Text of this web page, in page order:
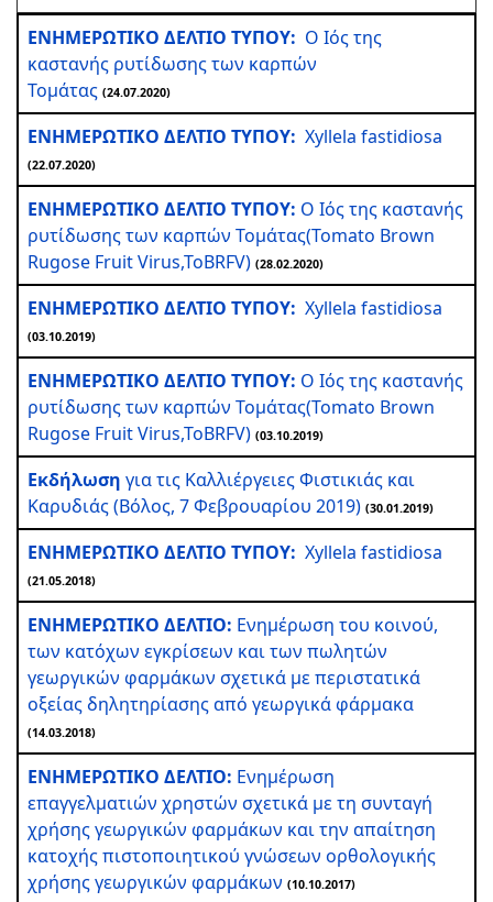
ΕΝΗΜΕΡΩΤΙΚΟ ΔΕΛΤΙΟ ΤΥΠΟΥ: Ο Ιός της
καστανής ρυτίδωσης των καρπών
Τομάτας (24.07.2020)
ΕΝΗΜΕΡΩΤΙΚΟ ΔΕΛΤΙΟ ΤΥΠΟΥ: Xyllela fastidiosa
(22.07.2020)
ΕΝΗΜΕΡΩΤΙΚΟ ΔΕΛΤΙΟ ΤΥΠΟΥ: Ο Ιός της καστανής
ρυτίδωσης των καρπών Τομάτας(Tomato Brown
Rugose Fruit Virus,ToBRFV) (28.02.2020)
ΕΝΗΜΕΡΩΤΙΚΟ ΔΕΛΤΙΟ ΤΥΠΟΥ: Xyllela fastidiosa
(03.10.2019)
ΕΝΗΜΕΡΩΤΙΚΟ ΔΕΛΤΙΟ ΤΥΠΟΥ: Ο Ιός της καστανής
ρυτίδωσης των καρπών Τομάτας(Tomato Brown
Rugose Fruit Virus,ToBRFV) (03.10.2019)
Εκδήλωση για τις Καλλιέργειες Φιστικιάς και
Καρυδιάς (Βόλος, 7 Φεβρουαρίου 2019) (30.01.2019)
ΕΝΗΜΕΡΩΤΙΚΟ ΔΕΛΤΙΟ ΤΥΠΟΥ: Xyllela fastidiosa
(21.05.2018)
ΕΝΗΜΕΡΩΤΙΚΟ ΔΕΛΤΙΟ: Ενημέρωση του κοινού,
των κατόχων εγκρίσεων και των πωλητών
γεωργικών φαρμάκων σχετικά με περιστατικά
οξείας δηλητηρίασης από γεωργικά φάρμακα
(14.03.2018)
ΕΝΗΜΕΡΩΤΙΚΟ ΔΕΛΤΙΟ: Ενημέρωση
επαγγελματιών χρηστών σχετικά με τη συνταγή
χρήσης γεωργικών φαρμάκων και την απαίτηση
κατοχής πιστοποιητικού γνώσεων ορθολογικής
χρήσης γεωργικών φαρμάκων (10.10.2017)